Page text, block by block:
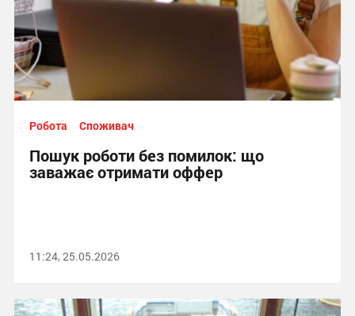
Робота Споживач
Пошук роботи без помилок: що
заважає отримати оффер
11:24, 25.05.2026